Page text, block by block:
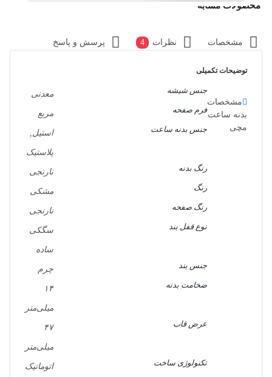
محصولات مشابه
مشخصات نظرات 4 پرسش و پاسخ
توضیحات تکمیلی
مشخصات
بدنه ساعت
مچی
جنس شیشه
معدنی
فرم صفحه
مربع
جنس بدنه ساعت
استیل,
پلاستیک
رنگ بدنه
نارنجی
رنگ
مشکی
رنگ صفحه
نارنجی
نوع قفل بند
سگکی
ساده
جنس بند
چرم
ضخامت بدنه
۱۴
میلی‌متر
عرض قاب
۴۷
میلی‌متر
تکنولوژی ساخت
اتوماتیک